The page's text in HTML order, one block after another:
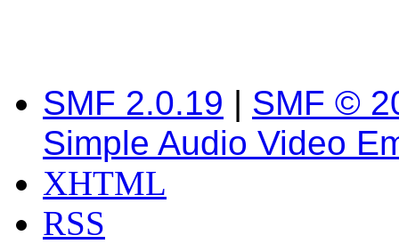
SMF 2.0.19 | SMF ©
Simple Audio Video
XHTML
RSS